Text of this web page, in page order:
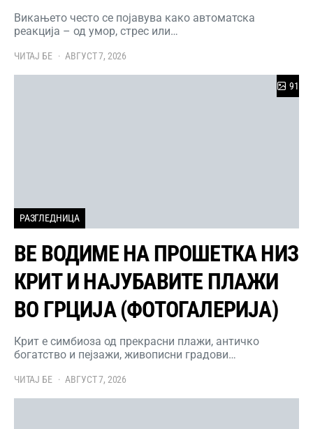
Викањето често се појавува како автоматска
реакција – од умор, стрес или…
ЧИТАЈ БЕ АВГУСТ 7, 2026
РАЗГЛЕДНИЦА
91
ВЕ ВОДИМЕ НА ПРОШЕТКА НИЗ
КРИТ И НАЈУБАВИТЕ ПЛАЖИ
ВО ГРЦИЈА (ФОТОГАЛЕРИЈА)
Крит е симбиоза од прекрасни плажи, античко
богатство и пејзажи, живописни градови…
ЧИТАЈ БЕ АВГУСТ 7, 2026